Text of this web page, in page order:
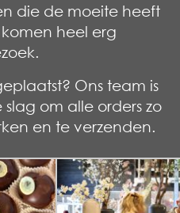
die de moeite heeft
heel erg
Ons team is
om alle orders zo
en te verzenden.